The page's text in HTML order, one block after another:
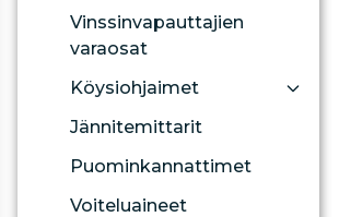
Vinssinvapauttajien
varaosat
Köysiohjaimet
Jännitemittarit
Puominkannattimet
Voiteluaineet